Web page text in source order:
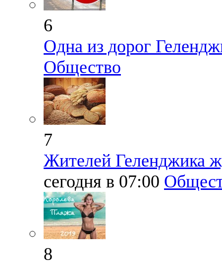
6
Одна из дорог
Общество
7
Жителей Геленджика
сегодня в 07:00
8